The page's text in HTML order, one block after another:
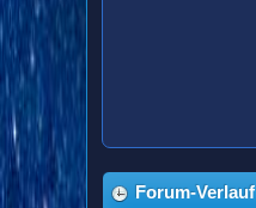
Forum-Verlauf